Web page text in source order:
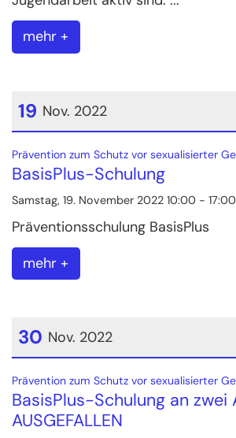
mehr +
19 Nov. 2022
Datum: 19. November 2022
Prävention zum Schutz vor sexualisierter
BasisPlus-Schulung
Samstag, 19. November 2022 10:00 - 17:00
Präventionsschulung BasisPlus
mehr +
30 Nov. 2022
Datum: 30. November 2022
Prävention zum Schutz vor sexualisierter
BasisPlus-Schulung an
AUSGEFALLEN